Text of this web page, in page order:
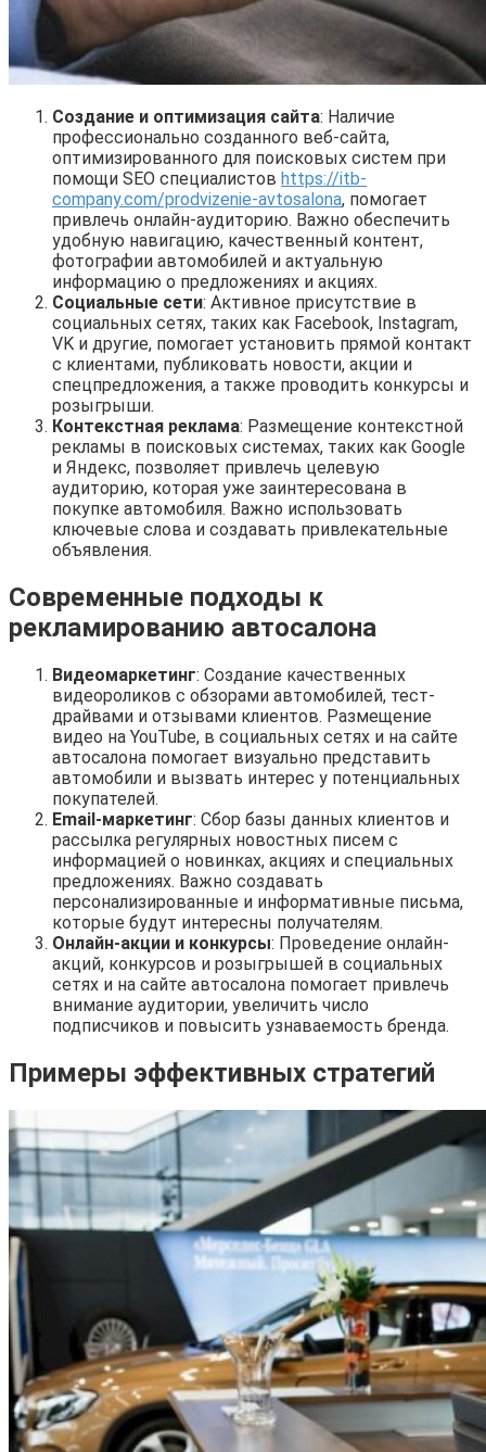
Создание и оптимизация сайта: Наличие
профессионально созданного веб-сайта,
оптимизированного для поисковых систем при
помощи SEO специалистов https://itb-
company.com/prodvizenie-avtosalona, помогает
привлечь онлайн-аудиторию. Важно обеспечить
удобную навигацию, качественный контент,
фотографии автомобилей и актуальную
информацию о предложениях и акциях.
Социальные сети: Активное присутствие в
социальных сетях, таких как Facebook, Instagram,
VK и другие, помогает установить прямой контакт
с клиентами, публиковать новости, акции и
спецпредложения, а также проводить конкурсы и
розыгрыши.
Контекстная реклама: Размещение контекстной
рекламы в поисковых системах, таких как Google
и Яндекс, позволяет привлечь целевую
аудиторию, которая уже заинтересована в
покупке автомобиля. Важно использовать
ключевые слова и создавать привлекательные
объявления.
Современные подходы к
рекламированию автосалона
Видеомаркетинг: Создание качественных
видеороликов с обзорами автомобилей, тест-
драйвами и отзывами клиентов. Размещение
видео на YouTube, в социальных сетях и на сайте
автосалона помогает визуально представить
автомобили и вызвать интерес у потенциальных
покупателей.
Email-маркетинг: Сбор базы данных клиентов и
рассылка регулярных новостных писем с
информацией о новинках, акциях и специальных
предложениях. Важно создавать
персонализированные и информативные письма,
которые будут интересны получателям.
Онлайн-акции и конкурсы: Проведение онлайн-
акций, конкурсов и розыгрышей в социальных
сетях и на сайте автосалона помогает привлечь
внимание аудитории, увеличить число
подписчиков и повысить узнаваемость бренда.
Примеры эффективных стратегий